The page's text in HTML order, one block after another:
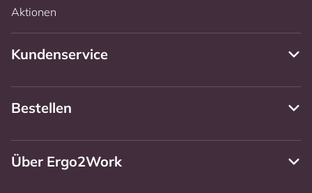
Aktionen
Kundenservice
Bestellen
Über Ergo2Work